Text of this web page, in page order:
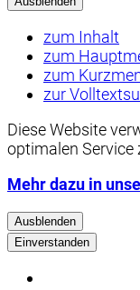
zum Inhalt
zum
zum
zur
Diese Website
optimalen Service
Mehr dazu in
Ausblenden
Einverstanden